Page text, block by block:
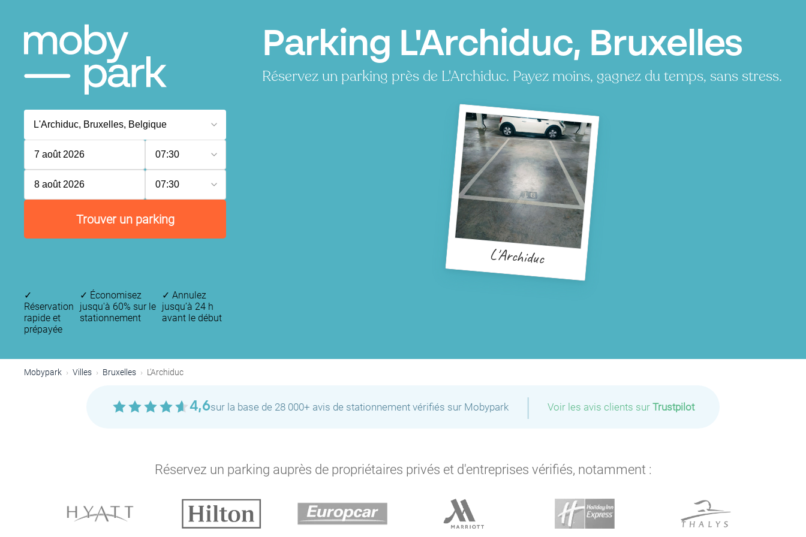
Parking L'Archiduc, Bruxelles
Réservez un parking près de L'Archiduc. Payez moins, gagnez du temps, sans stress.
7 août 2026 07:30
8 août 2026 07:30
Trouver un parking
L'Archiduc
✓
Réservation
rapide et
prépayée
✓ Économisez
jusqu'à 60% sur le
stationnement
✓ Annulez
jusqu’à 24 h
avant le début
Mobypark Villes Bruxelles L'Archiduc
4,6sur la base de 28 000+ avis de stationnement vérifiés sur Mobypark | Voir les avis clients sur Trustpilot
Réservez un parking auprès de propriétaires privés et d'entreprises vérifiés, notamment :
P
P
P